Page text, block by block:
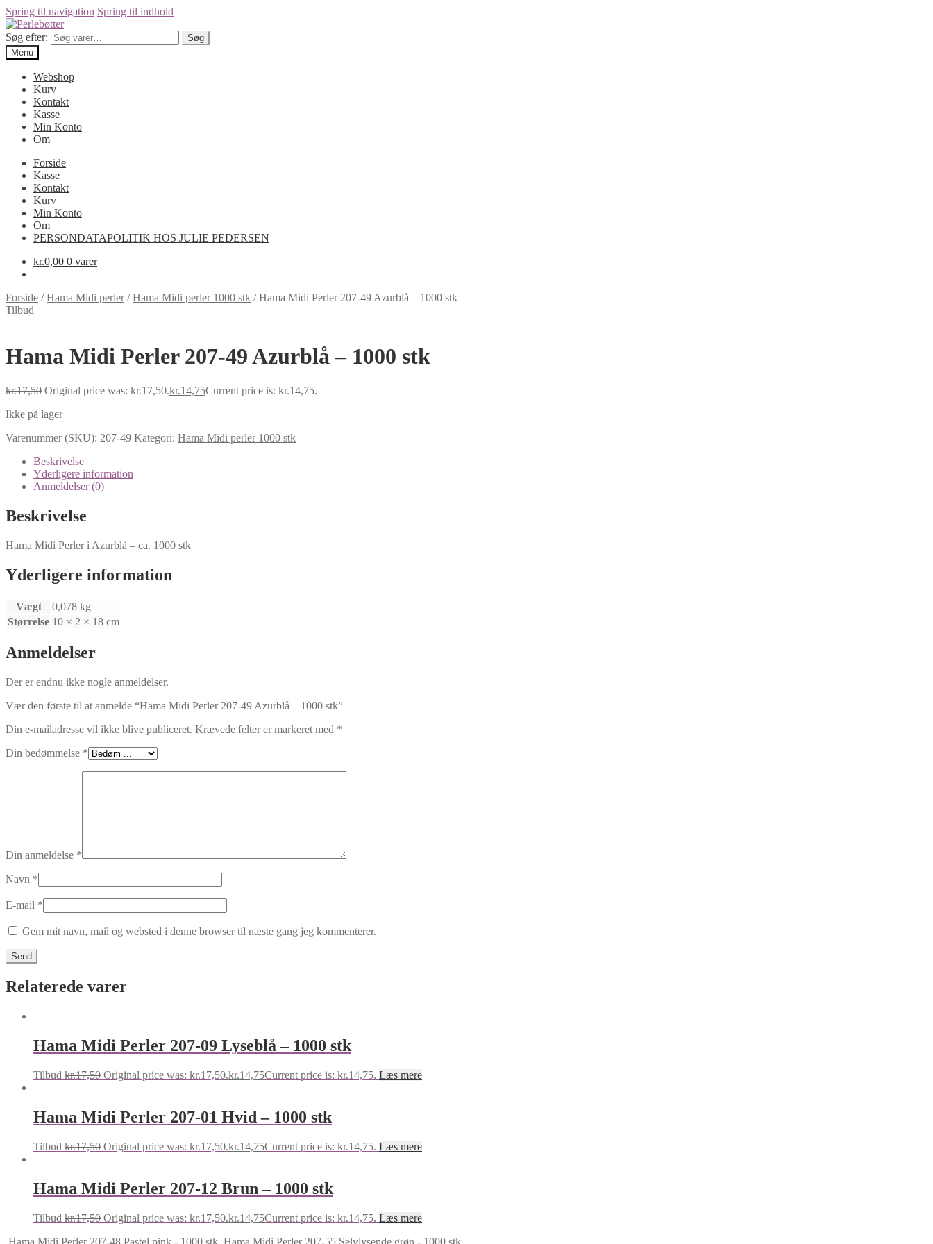
Spring til navigation Spring til indhold
Søg efter:
Søg
Menu
Webshop
Kurv
Kontakt
Kasse
Min Konto
Om
Forside
Kasse
Kontakt
Kurv
Min Konto
Om
PERSONDATAPOLITIK HOS JULIE PEDERSEN
kr.0,00 0 varer
Forside /Hama Midi perler/Hama Midi perler 1000 stk /Hama Midi Perler 207-49 Azurblå – 1000 stk
Tilbud
Hama Midi Perler 207-49 Azurblå – 1000 stk
kr.17,50 Original price was: kr.17,50.kr.14,75Current price is: kr.14,75.
Ikke på lager
Varenummer (SKU): 207-49 Kategori: Hama Midi perler 1000 stk
Beskrivelse
Yderligere information
Anmeldelser (0)
Beskrivelse
Hama Midi Perler i Azurblå – ca. 1000 stk
Yderligere information
Vægt
0,078 kg
Størrelse 10 × 2 × 18 cm
Anmeldelser
Der er endnu ikke nogle anmeldelser.
Vær den første til at anmelde “Hama Midi Perler 207-49 Azurblå – 1000 stk”
Din e-mailadresse vil ikke blive publiceret. Krævede felter er markeret med *
Din bedømmelse *
Din anmeldelse *
Navn *
E-mail *
Gem mit navn, mail og websted i denne browser til næste gang jeg kommenterer.
Relaterede varer
Hama Midi Perler 207-09 Lyseblå – 1000 stk
Tilbud kr.17,50 Original price was: kr.17,50.kr.14,75Current price is: kr.14,75. Læs mere
Hama Midi Perler 207-01 Hvid – 1000 stk
Tilbud kr.17,50 Original price was: kr.17,50.kr.14,75Current price is: kr.14,75. Læs mere
Hama Midi Perler 207-12 Brun – 1000 stk
Tilbud kr.17,50 Original price was: kr.17,50.kr.14,75Current price is: kr.14,75. Læs mere
Hama Midi Perler 207-48 Pastel pink - 1000 stk Hama Midi Perler 207-55 Selvlysende grøn - 1000 stk